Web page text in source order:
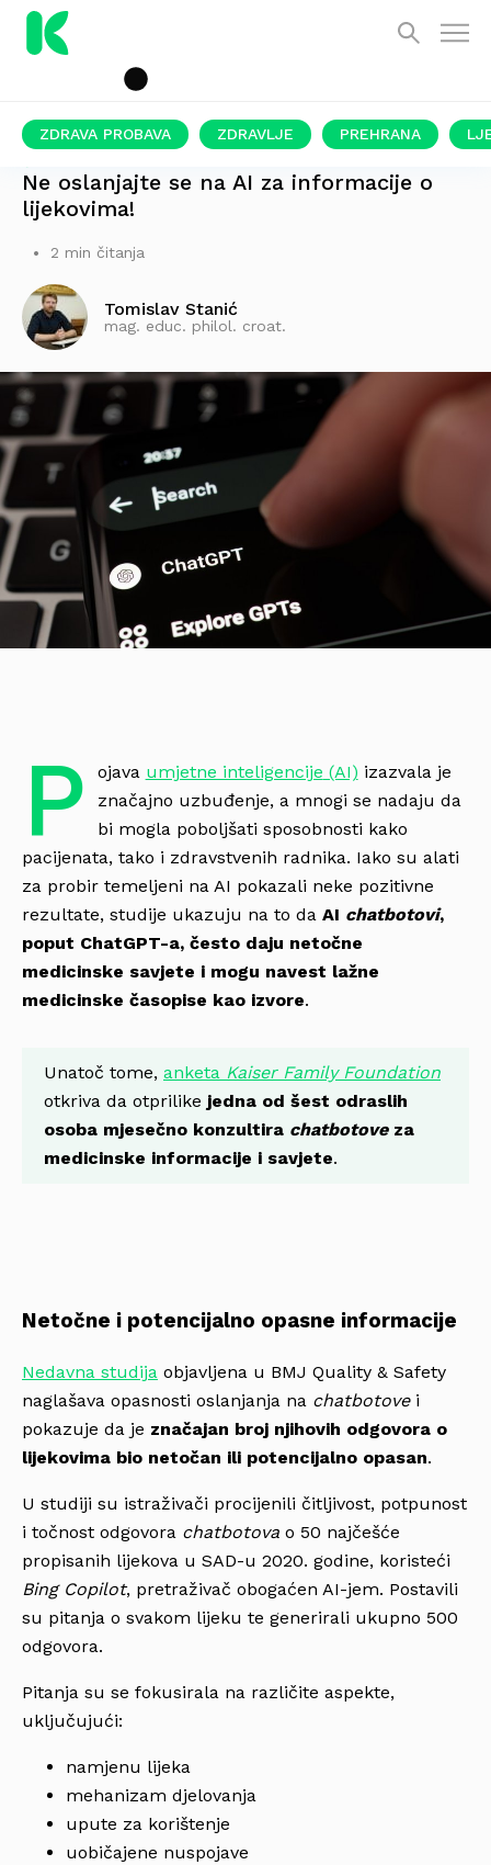
ZDRAVA PROBAVA ZDRAVLJE PREHRANA
Ne oslanjajte se na AI za informacije o
lijekovima!
2 min čitanja
Tomislav Stanić
mag. educ. philol. croat.
P ojava umjetne inteligencije (AI) izazvala je
značajno uzbuđenje, a mnogi se nadaju da
bi mogla poboljšati sposobnosti kako
pacijenata, tako i zdravstvenih radnika. Iako su alati
za probir temeljeni na AI pokazali neke pozitivne
rezultate, studije ukazuju na to da AI chatbotovi,
poput ChatGPT-a, često daju netočne
medicinske savjete i mogu navest lažne
medicinske časopise kao izvore.
Unatoč tome, anketa Kaiser Family Foundation
otkriva da otprilike jedna od šest odraslih
osoba mjesečno konzultira chatbotove za
medicinske informacije i savjete.
Netočne i potencijalno opasne informacije
Nedavna studija objavljena u BMJ Quality & Safety
naglašava opasnosti oslanjanja na chatbotovei
pokazuje da je značajan broj njihovih odgovora o
lijekovima bio netočan ili potencijalno opasan.
U studiji su istraživači procijenili čitljivost, potpunost
i točnost odgovora chatbotova o 50 najčešće
propisanih lijekova u SAD-u 2020. godine, koristeći
Bing Copilot, pretraživač obogaćen AI-jem. Postavili
su pitanja o svakom lijeku te generirali ukupno 500
odgovora.
Pitanja su se fokusirala na različite aspekte,
uključujući:
namjenu lijeka
mehanizam djelovanja
upute za korištenje
uobičajene nuspojave